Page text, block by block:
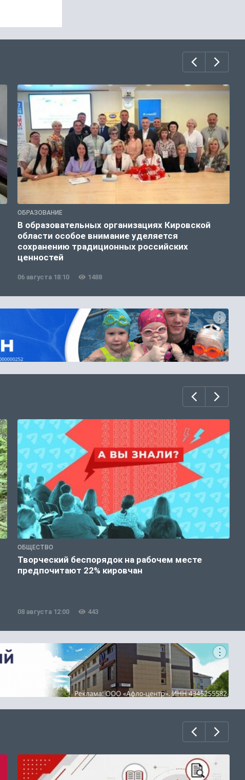
ОБРАЗОВАНИЕ
В образовательных организациях Кировской
области особое внимание уделяется
сохранению традиционных российских
ценностей
06 августа 18:10 1488
ОБЩЕСТВО
Творческий беспорядок на рабочем месте
предпочитают 22% кировчан
08 августа 12:00 443